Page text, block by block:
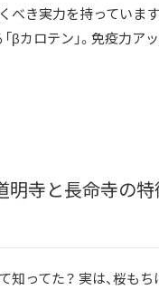
べき実力を持っていま
βカロテン」。免疫力ア
明寺と長命寺の
ってた？ 実は、桜もち